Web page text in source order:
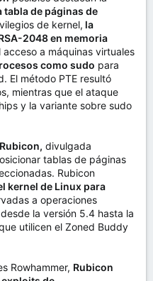
de páginas de
de kernel, la
2048 en memoria
a máquinas virtuales
como sudo para
El método PTE resultó
mientras que el ataque
y la variante sobre sudo
divulgada
tablas de páginas
Rubicon
kernel de Linux para
a operaciones
la versión 5.4 hasta la
utilicen el Zoned Buddy
Rowhammer, Rubicon